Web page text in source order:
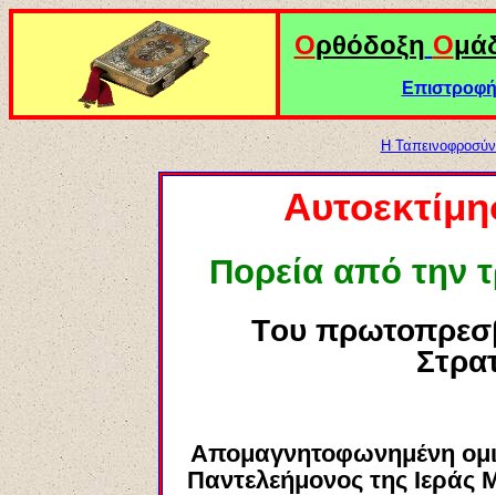
Ορθόδοξη Ο
Η
Πορεία από την
Του
Απομαγνητοφωνημένη
Παντελεήμονος της